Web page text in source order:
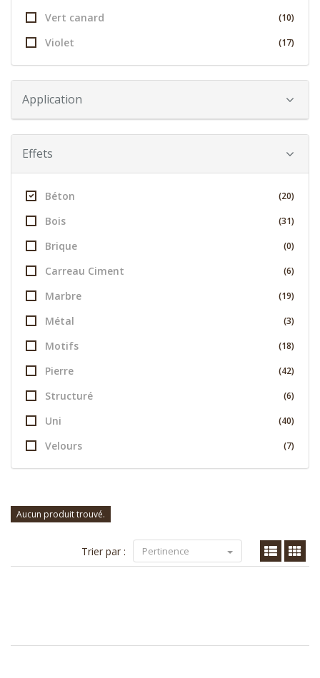
Vert canard (10)
Violet (17)
Application
Effets
Béton (20)
Bois (31)
Brique (0)
Carreau Ciment (6)
Marbre (19)
Métal (3)
Motifs (18)
Pierre (42)
Structuré (6)
Uni (40)
Velours (7)
Aucun produit trouvé.
Trier par : Pertinence